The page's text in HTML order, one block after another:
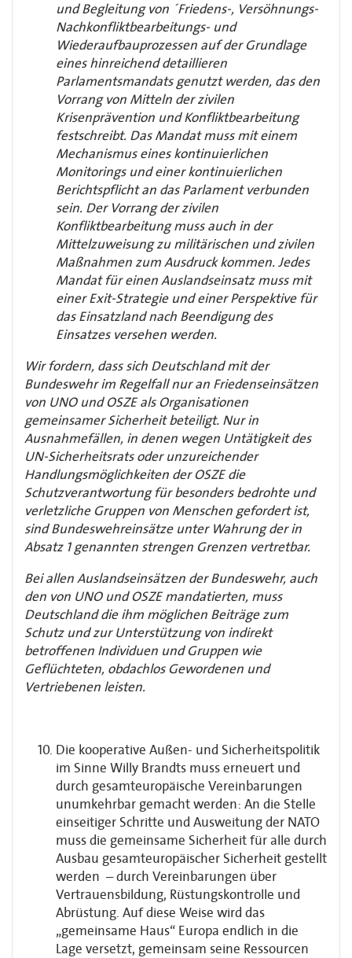
und Begleitung von ´Friedens-, Versöhnungs-
Nachkonfliktbearbeitungs- und
Wiederaufbauprozessen auf der Grundlage
eines hinreichend detaillieren
Parlamentsmandats genutzt werden, das den
Vorrang von Mitteln der zivilen
Krisenprävention und Konfliktbearbeitung
festschreibt. Das Mandat muss mit einem
Mechanismus eines kontinuierlichen
Monitorings und einer kontinuierlichen
Berichtspflicht an das Parlament verbunden
sein. Der Vorrang der zivilen
Konfliktbearbeitung muss auch in der
Mittelzuweisung zu militärischen und zivilen
Maßnahmen zum Ausdruck kommen. Jedes
Mandat für einen Auslandseinsatz muss mit
einer Exit-Strategie und einer Perspektive für
das Einsatzland nach Beendigung des
Einsatzes versehen werden.
Wir fordern, dass sich Deutschland mit der
Bundeswehr im Regelfall nur an Friedenseinsätzen
von UNO und OSZE als Organisationen
gemeinsamer Sicherheit beteiligt. Nur in
Ausnahmefällen, in denen wegen Untätigkeit des
UN-Sicherheitsrats oder unzureichender
Handlungsmöglichkeiten der OSZE die
Schutzverantwortung für besonders bedrohte und
verletzliche Gruppen von Menschen gefordert ist,
sind Bundeswehreinsätze unter Wahrung der in
Absatz 1 genannten strengen Grenzen vertretbar.
Bei allen Auslandseinsätzen der Bundeswehr, auch
den von UNO und OSZE mandatierten, muss
Deutschland die ihm möglichen Beiträge zum
Schutz und zur Unterstützung von indirekt
betroffenen Individuen und Gruppen wie
Geflüchteten, obdachlos Gewordenen und
Vertriebenen leisten.
Die kooperative Außen- und Sicherheitspolitik
im Sinne Willy Brandts muss erneuert und
durch gesamteuropäische Vereinbarungen
unumkehrbar gemacht werden: An die Stelle
einseitiger Schritte und Ausweitung der NATO
muss die gemeinsame Sicherheit für alle durch
Ausbau gesamteuropäischer Sicherheit gestellt
werden – durch Vereinbarungen über
Vertrauensbildung, Rüstungskontrolle und
Abrüstung. Auf diese Weise wird das
„gemeinsame Haus“ Europa endlich in die
Lage versetzt, gemeinsam seine Ressourcen